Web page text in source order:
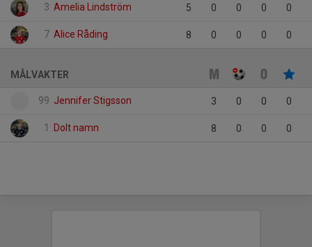
3 Amelia Lindström 5 0 0 0 0
7 Alice Råding 8 0 0 0 0
MÅLVAKTER
99 Jennifer Stigsson 3 0 0 0
1 Dolt namn 8 0 0 0